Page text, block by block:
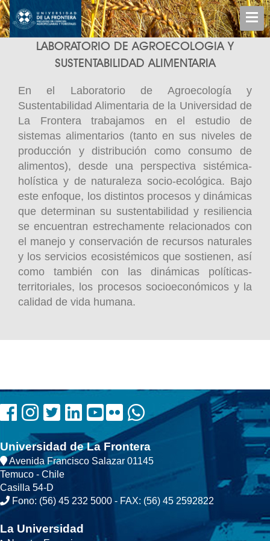
LABORATORIO DE AGROECOLOGIA Y
SUSTENTABILIDAD ALIMENTARIA
En el Laboratorio de Agroecología y
Sustentabilidad Alimentaria de la Universidad de
La Frontera trabajamos en el estudio de
sistemas alimentarios (tanto en sus niveles de
producción y distribución como consumo de
alimentos), desde una perspectiva sistémica-
holística y de naturaleza socio-ecológica. Bajo
este enfoque, los distintos procesos y dinámicas
que determinan su sustentabilidad y resiliencia
se encuentran estrechamente relacionados con
el manejo y conservación de recursos naturales
y los servicios ecosistémicos que sostienen, así
como también con las dinámicas políticas-
territoriales, los procesos socioeconómicos y la
calidad de vida humana.
Universidad de La Frontera
Avenida Francisco Salazar 01145
Temuco - Chile
Casilla 54-D
Fono: (56) 45 232 5000 - FAX: (56) 45 2592822
La Universidad